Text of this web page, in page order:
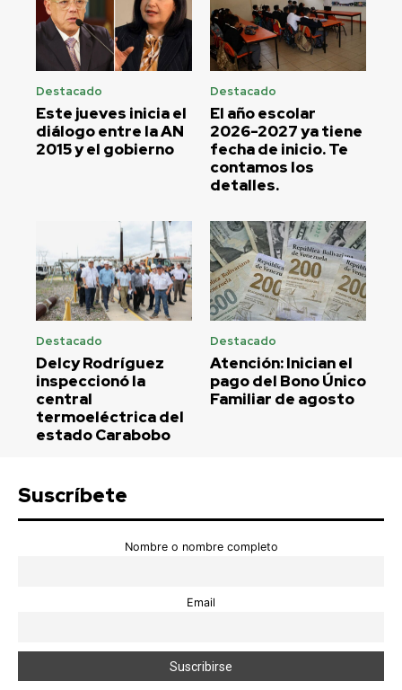
Destacado
Este jueves inicia el
diálogo entre la AN
2015 y el gobierno
Destacado
El año escolar
2026-2027 ya tiene
fecha de inicio. Te
contamos los
detalles.
Destacado
Delcy Rodríguez
inspeccionó la
central
termoeléctrica del
estado Carabobo
Destacado
Atención: Inician el
pago del Bono Único
Familiar de agosto
Suscríbete
Nombre o nombre completo
Email